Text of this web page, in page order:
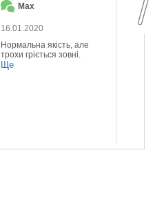
Max
16.01.2020
Нормальна якість, але
трохи гріється зовні.
Ще